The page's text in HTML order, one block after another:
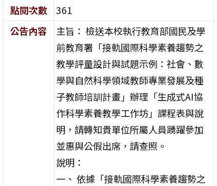
點閱次數
361
公告內容
主旨： 檢送本校執行教育部國民及學
前教育署「接軌國際科學素養趨勢之
教學評量設計與試題示例：社會、數
學與自然科學領域教師專業發展及種
子教師培訓計畫」辦理「生成式AI協
作科學素養教學工作坊」課程表與說
明，請轉知貴單位所屬人員踴躍參加
並惠與公假出席，請查照。
說明：
一、 依據「接軌國際科學素養趨勢之